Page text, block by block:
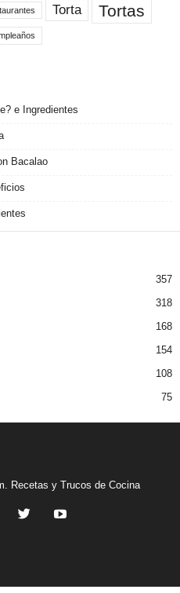
Torta Tortas
e Ingredientes
Bacalao
357
318
168
154
108
75
Recetas y Trucos de Cocina